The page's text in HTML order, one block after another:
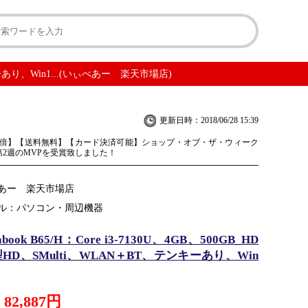
あり、Win1...(いぃべあー 楽天市場店)
更新日時：2018/06/28 15:39
】【送料無料】【カード決済可能】ショップ・オブ・ザ・ウィーク
2週のMVPを受賞致しました！
ー 楽天市場店
：パソコン・周辺機器
B65/H：Core i3-7130U、4GB、500GB_HD
HD、SMulti、WLAN＋BT、テンキーあり、Win
82,887円